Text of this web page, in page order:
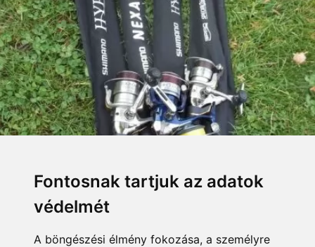
Fontosnak tartjuk az adatok
védelmét
A böngészési élmény fokozása, a személyre